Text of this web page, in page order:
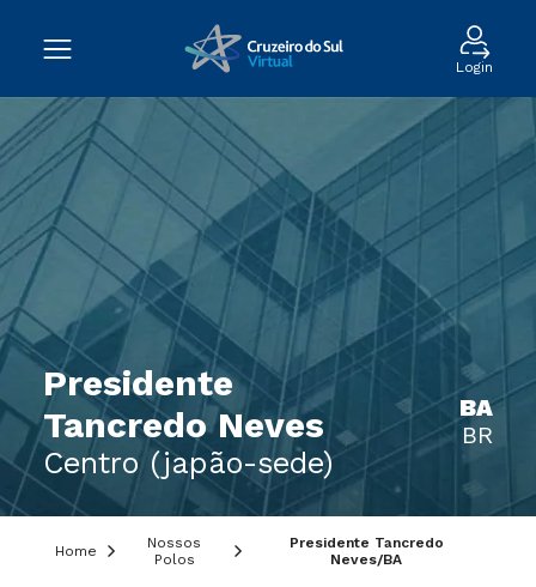
Login
Presidente
Tancredo Neves
Centro (japão-sede)
BA
BR
Home
Nossos
Polos
Presidente Tancredo
Neves/BA